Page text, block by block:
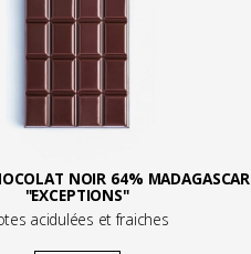
NOIR 64% MADAGASCAR
"EXCEPTIONS"
acidulées et fraiches